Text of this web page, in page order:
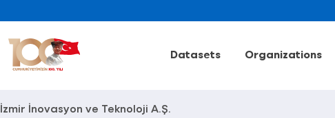
Datasets Organizations
İzmir İnovasyon ve Teknoloji A.Ş.